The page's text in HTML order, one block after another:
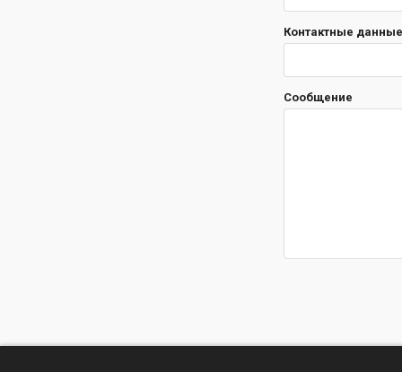
Контактные
Сообщение